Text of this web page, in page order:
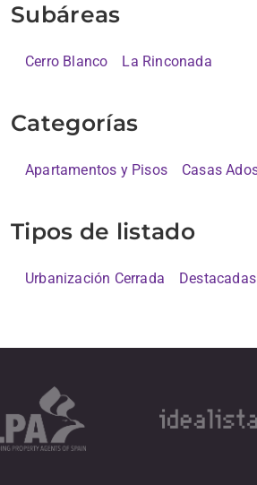
Subáreas
Cerro Blanco La Rinconada
Categorías
Apartamentos y Pisos Casas
Tipos de listado
Urbanización Cerrada Destacadas